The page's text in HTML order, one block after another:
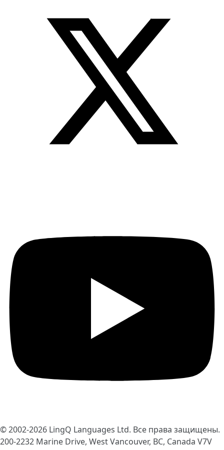
© 2002-2026 LingQ Languages Ltd. Все права защищены.
200-2232 Marine Drive, West Vancouver, BC, Canada V7V